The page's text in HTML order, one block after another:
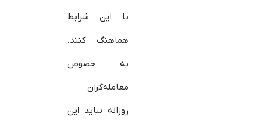
با این شرایط
هماهنگ کنند.
به خصوص
معامله‌گران
روزانه نباید این